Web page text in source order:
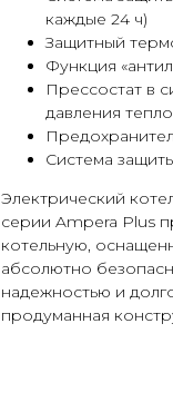
каждые 24 ч)
Защитный
Функция
Прессостат в
давления
Система
Электрический
серии Ampera Plus
котельную,
абсолютно
надежностью и
продуманная